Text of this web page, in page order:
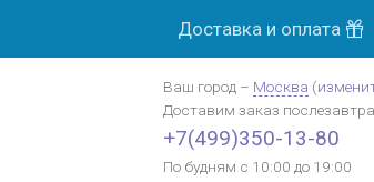
Доставка и оплата
Ваш город – Москва (
Доставим заказ послезавтра
+7(499)350-13-80
По будням с 10:00 до 19:00